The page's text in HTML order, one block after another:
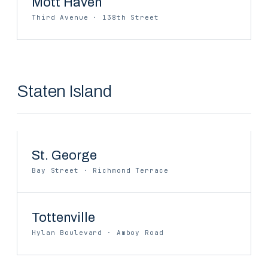
Third Avenue · 138th Street
Staten Island
St. George
Bay Street · Richmond Terrace
Tottenville
Hylan Boulevard · Amboy Road